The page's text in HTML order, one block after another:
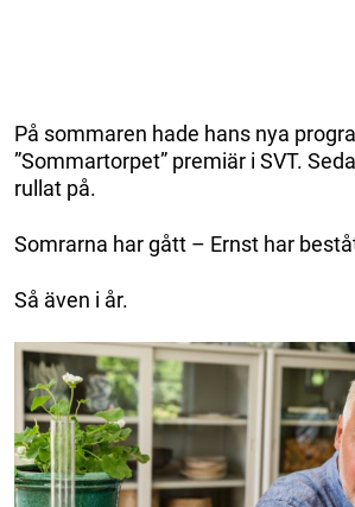
På sommaren hade hans nya
”Sommartorpet” premiär i SVT.
rullat på.
Somrarna har gått – Ernst har
Så även i år.